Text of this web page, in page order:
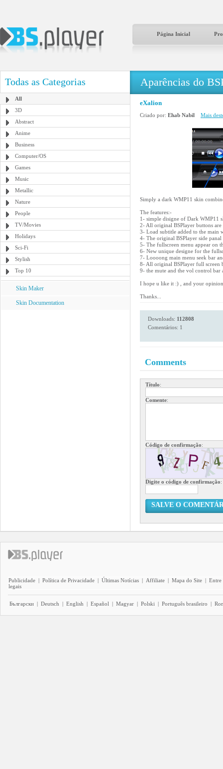
Página Inicial
Todas as Categorias
All
3D
Abstract
Anime
Business
Computer/OS
Games
Music
Metallic
Nature
People
TV/Movies
Holidays
Sci-Fi
Stylish
Top 10
Skin Maker
Skin Documentation
Aparências do
eXalion
Criado por: Ehab Nabil Mais
Simply a dark WMP11 skin
The features:-
1- simple disigne of Dark WMP11
2- All original BSPlayer buttons are
3- Load subtitle added to the main
4- The original BSPlayer side
5- The fullscreen menu appear on
6- New unique designe for the
7- Loooong main menu seek bar
8- All original BSPlayer full screen
9- the mute and the vol control bar
I hope u like it :) , and your
Thanks...
Downloads: 112808
Comentários: 1
Comments
Título:
Comente:
Código de confirmação:
Digite o código de confirmação:
SALVE O
Publicidade | Política de Privacidade | Últimas Notícias | Affiliate | Mapa do Site | Entre
legais
Български | Deutsch | English | Español | Magyar | Polski | Português brasileiro |